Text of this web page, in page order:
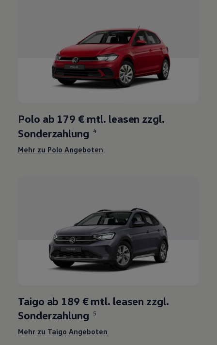
Polo ab 179 €mtl. leasen zzgl.
Sonderzahlung
4
Mehr zu Polo Angeboten
Taigo ab 189 € mtl. leasen zzgl.
Sonderzahlung
5
Mehr zu Taigo Angeboten